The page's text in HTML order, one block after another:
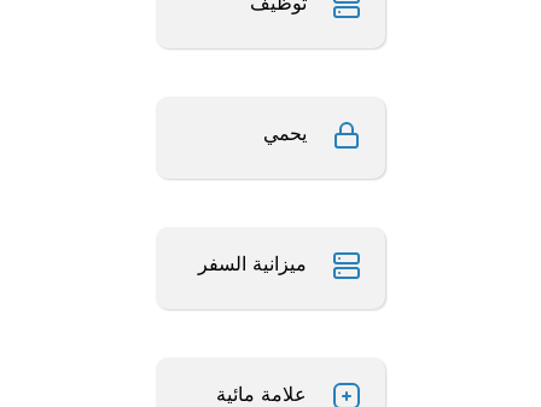
يحمي
ميزانية السفر
علامة مائية